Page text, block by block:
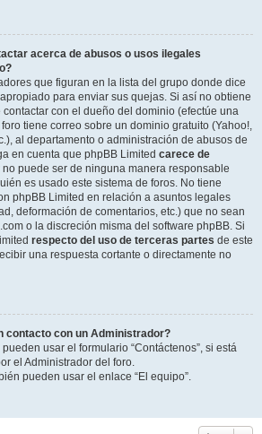
acerca de abusos o usos ilegales
que figuran en la lista del grupo donde dice
para enviar sus quejas. Si así no obtiene
con el dueño del dominio (efectúe una
foro tiene correo sobre un dominio gratuito (Yahoo!,
al departamento o administración de abusos de
en cuenta que phpBB Limited carece de
no puede ser de ninguna manera responsable
es usado este sistema de foros. No tiene
phpBB Limited en relación a asuntos legales
deformación de comentarios, etc.) que no sean
o la discreción misma del software phpBB. Si
respecto del uso de terceras partes de este
una respuesta cortante o directamente no
contacto con un Administrador?
usar el formulario “Contáctenos”, si está
el Administrador del foro.
pueden usar el enlace “El equipo”.